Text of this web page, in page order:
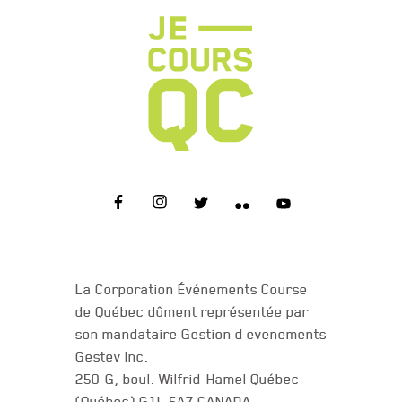
La Corporation Événements Course
de Québec dûment représentée par
son mandataire Gestion d evenements
Gestev Inc.
250-G, boul. Wilfrid-Hamel Québec